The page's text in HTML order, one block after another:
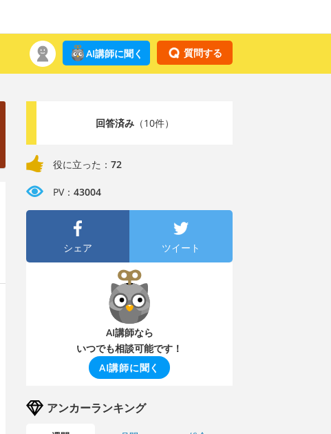
質問する
AI講師に聞く
回答済み（10件）
役に立った： 72
PV： 43004
シェア ツイート
AI講師なら
いつでも相談可能です！
AI講師に聞く
アンカーランキング